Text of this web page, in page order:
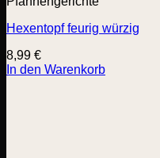
Hexentopf feurig würzig
8,99 €
In den Warenkorb